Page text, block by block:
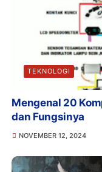
TEKNOLOGI
Mengenal 20
dan Fungsinya
NOVEMBER 12, 2024